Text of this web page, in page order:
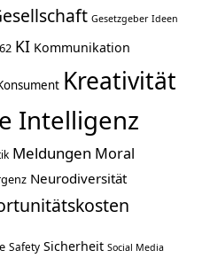
Gesetzgeber Ideen
KI Kommunikation
Kreativität
Intelligenz
Meldungen Moral
Neurodiversität
Safety Sicherheit Social Media